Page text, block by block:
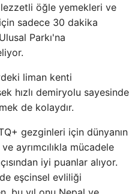
öğle yemekleri ve
sadece 30 dakika
Parkı'na
liman kenti
hızlı demiryolu sayesinde
de kolaydır.
gezginleri için dünyanın
ayrımcılıkla mücadele
iyi puanlar alıyor.
eşcinsel evliliği